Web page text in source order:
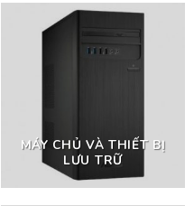
MÁY CHỦ VÀ THIẾT BỊ
LƯU TRỮ